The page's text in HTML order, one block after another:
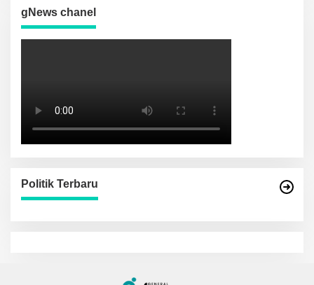
gNews chanel
Politik Terbaru